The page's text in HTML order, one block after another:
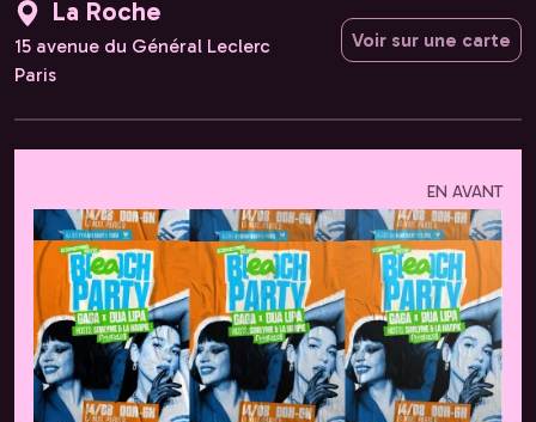
La Roche
15 avenue du Général Leclerc
Paris
Voir sur une carte
EN AVANT